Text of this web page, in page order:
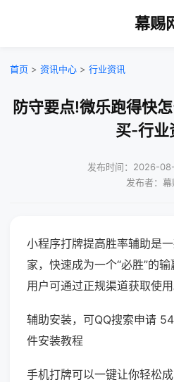
幕赐
首页 > 资讯中心 > 行业资讯
防守要点!微乐跑得快
买-行业
发布时间：2026-
发布者：幕
小程序打牌提高胜率辅助是
家，快速成为一个“必胜”的
用户可通过正规渠道获取使用
辅助安装，可QQ搜索申请
件安装教程
手机打牌可以一键让你轻松